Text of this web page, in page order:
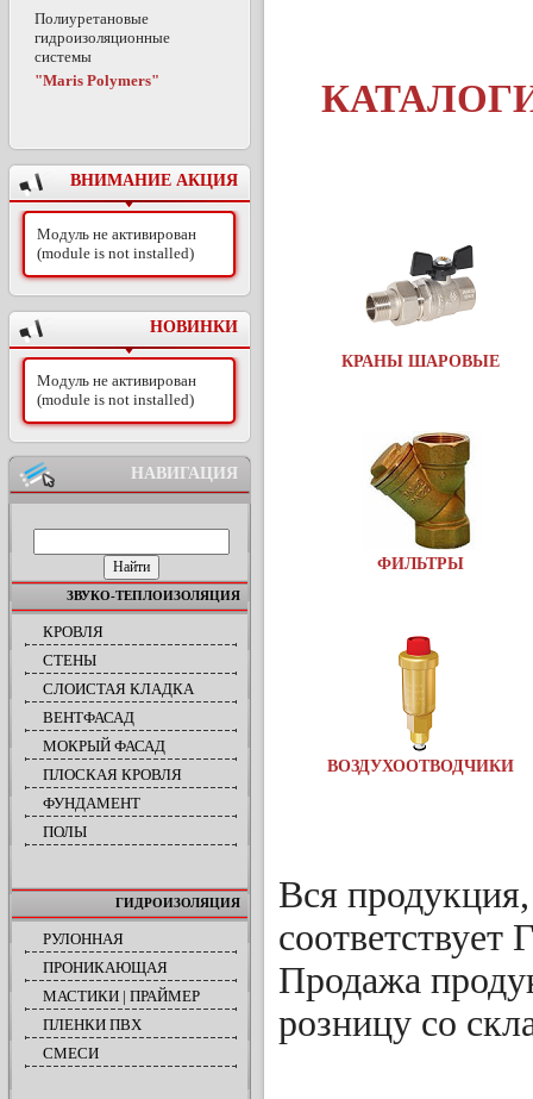
Полиуретановые
гидроизоляционные
системы
"Maris Polymers"
ВНИМАНИЕ АКЦИЯ
Модуль не активирован
(module is not installed)
НОВИНКИ
Модуль не активирован
(module is not installed)
НАВИГАЦИЯ
ЗВУКО-ТЕПЛОИЗОЛЯЦИЯ
КРОВЛЯ
СТЕНЫ
СЛОИСТАЯ КЛАДКА
ВЕНТФАСАД
МОКРЫЙ ФАСАД
ПЛОСКАЯ КРОВЛЯ
ФУНДАМЕНТ
ПОЛЫ
ГИДРОИЗОЛЯЦИЯ
РУЛОННАЯ
ПРОНИКАЮЩАЯ
МАСТИКИ | ПРАЙМЕР
ПЛЕНКИ ПВХ
СМЕСИ
КРАНЫ ШАРОВЫЕ
ФИЛЬТРЫ
ВОЗДУХООТВОДЧИКИ
Вся
Продажа
розницу со